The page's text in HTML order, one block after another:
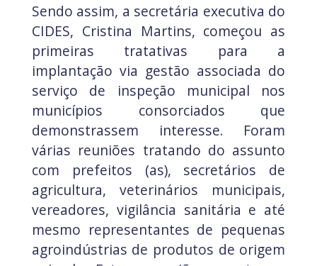
Sendo assim, a secretária executiva do
CIDES, Cristina Martins, começou as
primeiras tratativas para a
implantação via gestão associada do
serviço de inspeção municipal nos
municípios consorciados que
demonstrassem interesse. Foram
várias reuniões tratando do assunto
com prefeitos (as), secretários de
agricultura, veterinários municipais,
vereadores, vigilância sanitária e até
mesmo representantes de pequenas
agroindústrias de produtos de origem